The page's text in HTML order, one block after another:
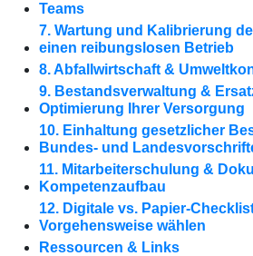
Teams
7. Wartung und Kalibrierung
einen reibungslosen Betrieb
8. Abfallwirtschaft &
9. Bestandsverwaltung &
Optimierung Ihrer Versorgung
10. Einhaltung gesetzlicher
Bundes- und
11. Mitarbeiterschulung &
Kompetenzaufbau
12. Digitale vs. Papier-
Vorgehensweise wählen
Ressourcen & Links